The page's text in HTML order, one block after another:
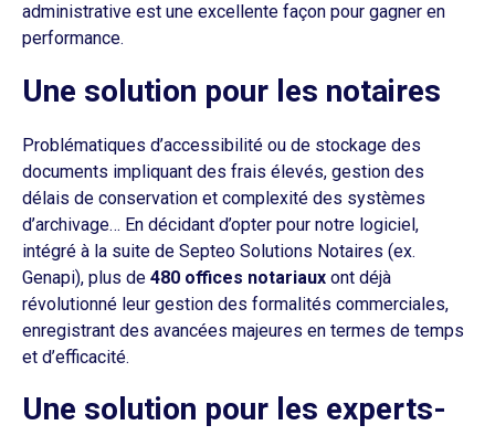
administrative est une excellente façon pour gagner en
performance.
Une solution pour les notaires
Problématiques d’accessibilité ou de stockage des
documents impliquant des frais élevés, gestion des
délais de conservation et complexité des systèmes
d’archivage… En décidant d’opter pour notre logiciel,
intégré à la suite de Septeo Solutions Notaires (ex.
Genapi), plus de 480 offices notariaux ont déjà
révolutionné leur gestion des formalités commerciales,
enregistrant des avancées majeures en termes de temps
et d’efficacité.
Une solution pour les experts-